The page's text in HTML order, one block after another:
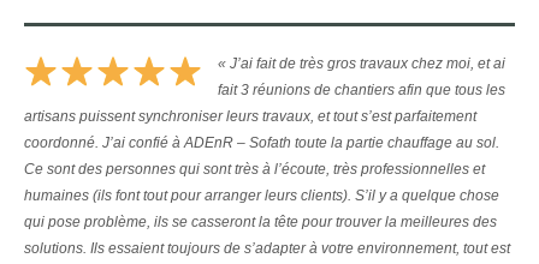
« J’ai fait de très gros travaux chez moi, et ai
fait 3 réunions de chantiers afin que tous les
artisans puissent synchroniser leurs travaux, et tout s’est parfaitement
coordonné. J’ai confié à ADEnR – Sofath toute la partie chauffage au sol.
Ce sont des personnes qui sont très à l’écoute, très professionnelles et
humaines (ils font tout pour arranger leurs clients). S’il y a quelque chose
qui pose problème, ils se casseront la tête pour trouver la meilleures des
solutions. Ils essaient toujours de s’adapter à votre environnement, tout est